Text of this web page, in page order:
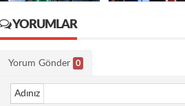
YORUMLAR
Yorum Gönder 0
Adınız